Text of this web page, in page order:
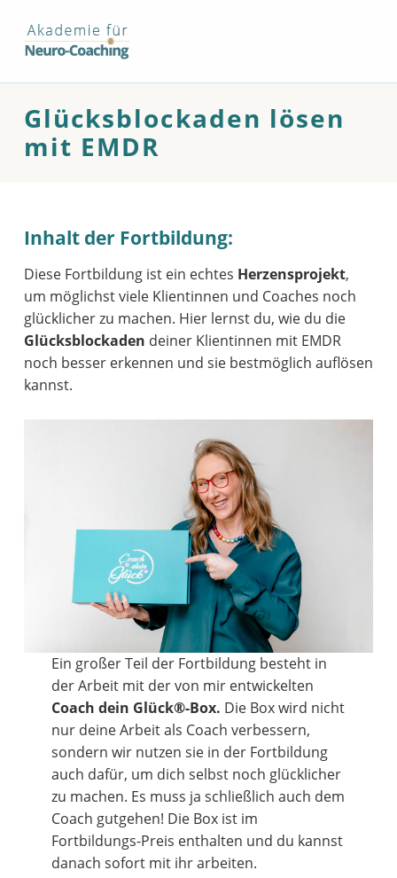
Glücksblockaden lösen
mit EMDR
Inhalt der Fortbildung:
Diese Fortbildung ist ein echtes Herzensprojekt,
um möglichst viele Klientinnen und Coaches noch
glücklicher zu machen. Hier lernst du, wie du die
Glücksblockaden deiner Klientinnen mit EMDR
noch besser erkennen und sie bestmöglich auflösen
kannst.
Ein großer Teil der Fortbildung besteht in
der Arbeit mit der von mir entwickelten
Coach dein Glück®-Box. Die Box wird nicht
nur deine Arbeit als Coach verbessern,
sondern wir nutzen sie in der Fortbildung
auch dafür, um dich selbst noch glücklicher
zu machen. Es muss ja schließlich auch dem
Coach gutgehen! Die Box ist im
Fortbildungs-Preis enthalten und du kannst
danach sofort mit ihr arbeiten.